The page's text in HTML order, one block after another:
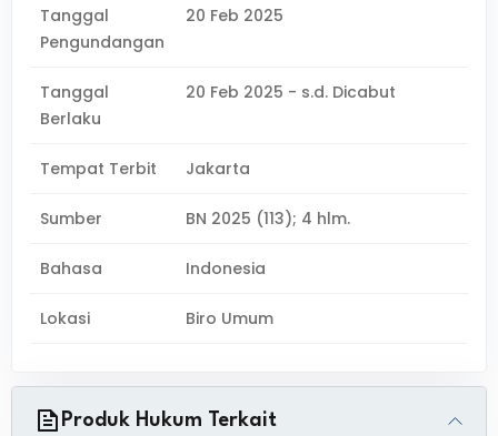
Tanggal
Pengundangan
20 Feb 2025
Tanggal
Berlaku
20 Feb 2025 - s.d. Dicabut
Tempat Terbit Jakarta
Sumber BN 2025 (113); 4 hlm.
Bahasa Indonesia
Lokasi Biro Umum
Produk Hukum Terkait